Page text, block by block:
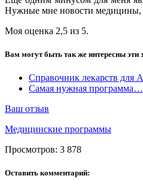
Нужные мне новости медицины,
Моя оценка 2,5 из 5.
Вам могут быть так же интересны эти
Справочник лекарств для
Самая нужная программа…
Ваш отзыв
Медицинские программы
Просмотров: 3 878
Оставить комментарий: